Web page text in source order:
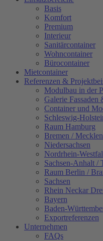
Basis
Komfort
Premium
Interieur
Sanitärcontainer
Wohncontainer
Bürocontainer
Mietcontainer
Referenzen &
Modulbau in der
Galerie Fassaden
Container und
Schleswig-
Raum Hamburg
Bremen /
Niedersachsen
Nordrhein-
Sachsen-Anhalt /
Raum Berlin /
Sachsen
Rhein Neckar
Bayern
Baden-
Exportreferenzen
Unternehmen
FAQs